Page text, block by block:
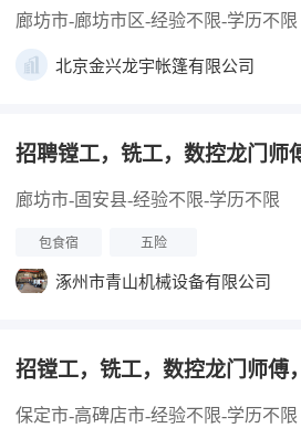
廊坊市-廊坊市区-经验不限-学历不限
北京金兴龙宇帐篷有限公司
招聘镗工，铣工，数控龙门师
廊坊市-固安县-经验不限-学历不限
包食宿 五险
涿州市青山机械设备有限公司
招镗工，铣工，数控龙门师傅
保定市-高碑店市-经验不限-学历不限